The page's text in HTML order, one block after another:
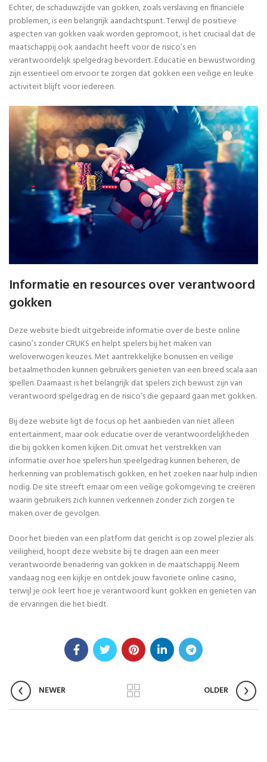
Echter, de schaduwzijde van gokken, zoals verslaving en financiële
problemen, is een belangrijk aandachtspunt. Terwijl de positieve
aspecten van gokken vaak worden gepromoot, is het cruciaal dat de
maatschappij ook aandacht heeft voor de risico’s en
verantwoordelijk spelgedrag bevordert. Educatie en bewustwording
zijn essentieel om ervoor te zorgen dat gokken een veilige en leuke
activiteit blijft voor iedereen.
Informatie en resources over verantwoord
gokken
Deze website biedt uitgebreide informatie over de beste online
casino’s zonder CRUKS en helpt spelers bij het maken van
weloverwogen keuzes. Met aantrekkelijke bonussen en veilige
betaalmethoden kunnen gebruikers genieten van een breed scala aan
spellen. Daarnaast is het belangrijk dat spelers zich bewust zijn van
verantwoord spelgedrag en de risico’s die gepaard gaan met gokken.
Bij deze website ligt de focus op het aanbieden van niet alleen
entertainment, maar ook educatie over de verantwoordelijkheden
die bij gokken komen kijken. Dit omvat het verstrekken van
informatie over hoe spelers hun speelgedrag kunnen beheren, de
herkenning van problematisch gokken, en het zoeken naar hulp indien
nodig. De site streeft ernaar om een veilige gokomgeving te creëren
waarin gebruikers zich kunnen verkennen zonder zich zorgen te
maken over de gevolgen.
Door het bieden van een platform dat gericht is op zowel plezier als
veiligheid, hoopt deze website bij te dragen aan een meer
verantwoorde benadering van gokken in de maatschappij. Neem
vandaag nog een kijkje en ontdek jouw favoriete online casino,
terwijl je ook leert hoe je verantwoord kunt gokken en genieten van
de ervaringen die het biedt.
NEWER OLDER